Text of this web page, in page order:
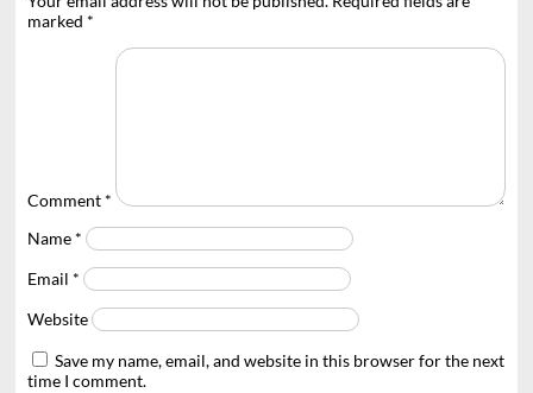
marked *
Comment *
Name *
Email *
Website
Save my name, email, and website in this browser for the next
time I comment.